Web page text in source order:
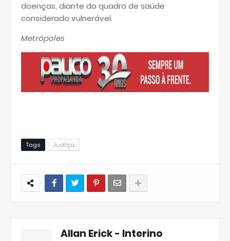
doenças, diante do quadro de saúde
considerado vulnerável.
Metrópoles
Tags Justiça
Allan Erick - Interino